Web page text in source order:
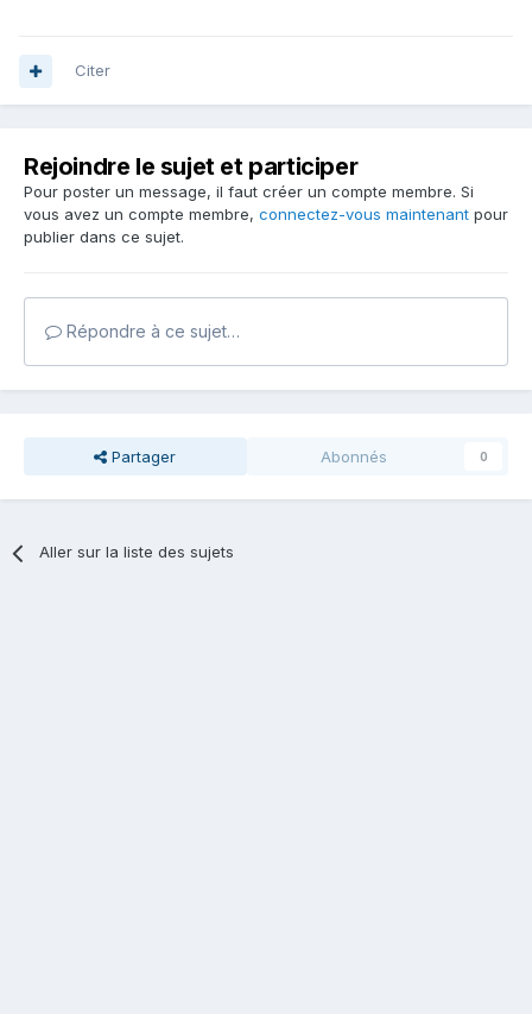
Citer
Rejoindre le sujet et participer
Pour poster un message, il faut créer un compte membre. Si
vous avez un compte membre, connectez-vous maintenant pour
publier dans ce sujet.
Répondre à ce sujet…
Partager Abonnés 0
Aller sur la liste des sujets